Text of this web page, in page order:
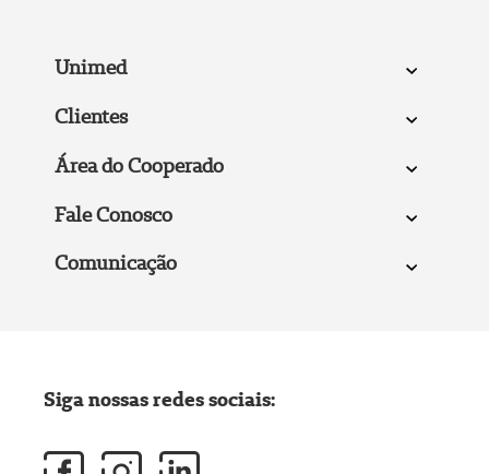
Unimed
Clientes
Área do Cooperado
Fale Conosco
Comunicação
Siga nossas redes sociais: